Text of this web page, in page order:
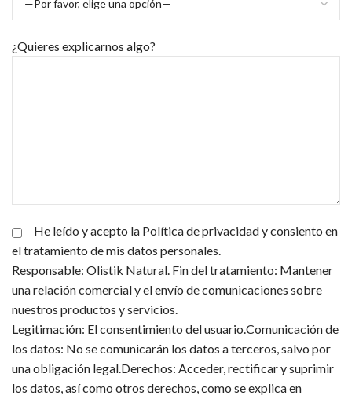
¿Quieres explicarnos algo?
He leído y acepto la Política de privacidad y consiento en
el tratamiento de mis datos personales.
Responsable: Olistik Natural. Fin del tratamiento: Mantener
una relación comercial y el envío de comunicaciones sobre
nuestros productos y servicios.
Legitimación: El consentimiento del usuario.Comunicación de
los datos: No se comunicarán los datos a terceros, salvo por
una obligación legal.Derechos: Acceder, rectificar y suprimir
los datos, así como otros derechos, como se explica en